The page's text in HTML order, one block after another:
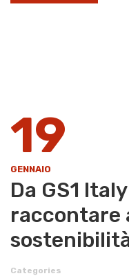
19
GENNAIO
Da GS1
raccontare
Categories